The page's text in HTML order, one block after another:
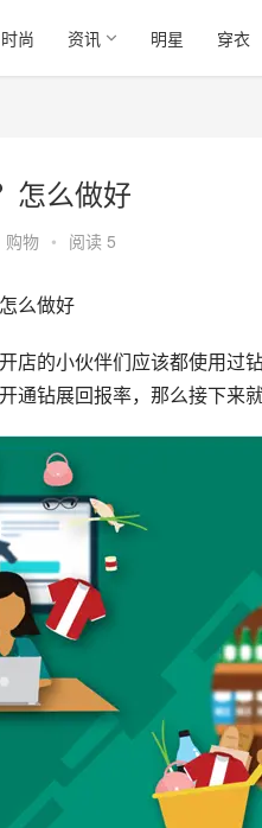
时尚 资讯 明星 穿衣
怎么做好
购物 • 阅读 5
么做好
店的小伙伴们应该都使用过
通钻展回报率，那么接下来